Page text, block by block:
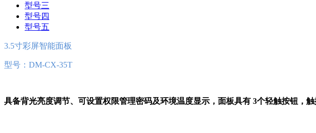
型号三
型号四
型号五
3.5寸彩屏智能面板
型号：DM-CX-35T
具备背光亮度调节、可设置权限管理密码及环境温度显示，面板具有 3个轻触按钮，